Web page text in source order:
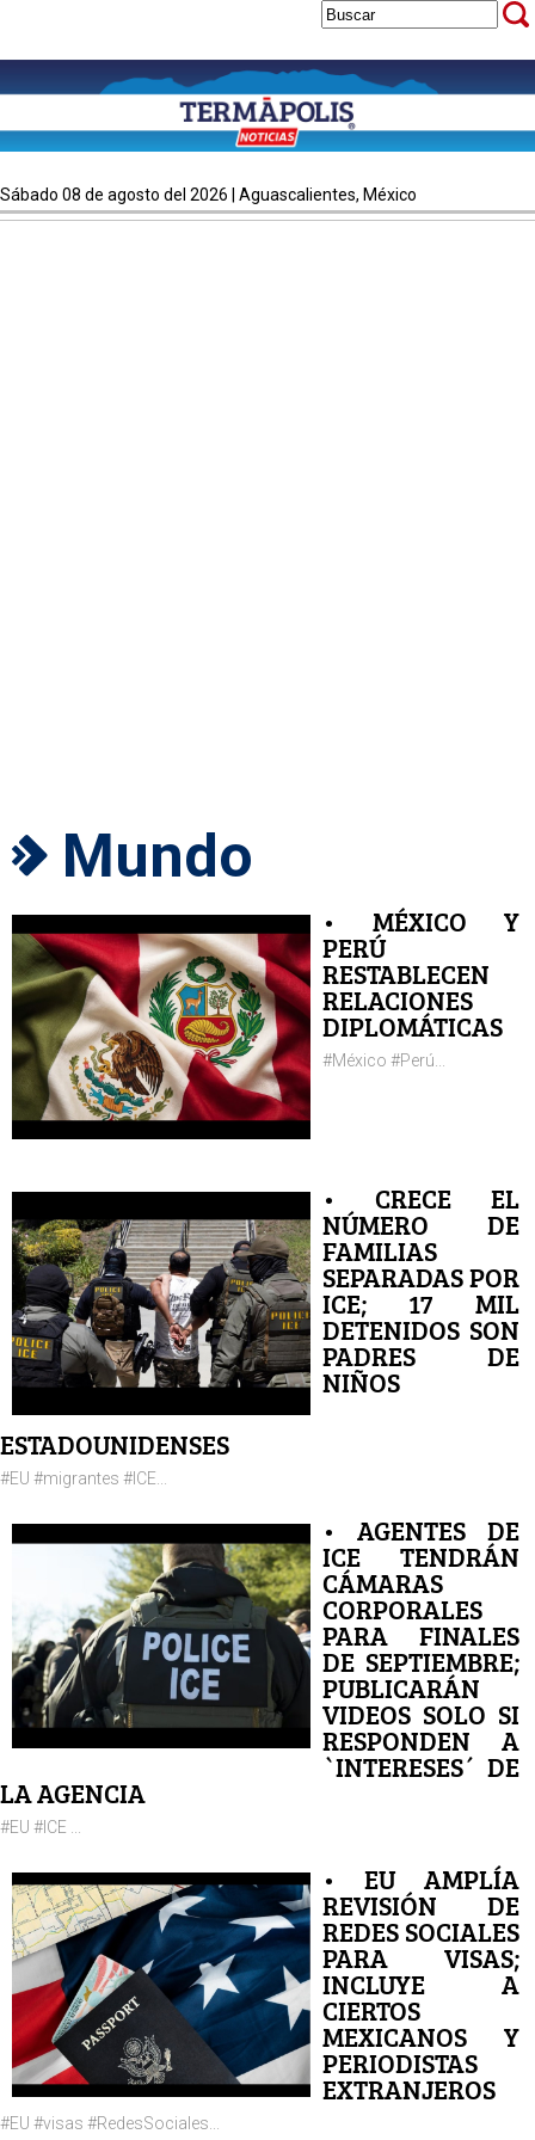
sábado 08 de agosto del 2026 | Aguascalientes, México
Mundo
• MÉXICO Y
PERÚ
RESTABLECEN
RELACIONES
DIPLOMÁTICAS
#México #Perú...
• CRECE EL
NÚMERO DE
FAMILIAS
SEPARADAS POR
ICE; 17 MIL
DETENIDOS SON
PADRES DE
NIÑOS
ESTADOUNIDENSES
#EU #migrantes #ICE...
• AGENTES DE
ICE TENDRÁN
CÁMARAS
CORPORALES
PARA FINALES
DE SEPTIEMBRE;
PUBLICARÁN
VIDEOS SOLO SI
RESPONDEN A
`INTERESES´ DE
LA AGENCIA
#EU #ICE ...
• EU AMPLÍA
REVISIÓN DE
REDES SOCIALES
PARA VISAS;
INCLUYE A
CIERTOS
MEXICANOS Y
PERIODISTAS
EXTRANJEROS
#EU #visas #RedesSociales...